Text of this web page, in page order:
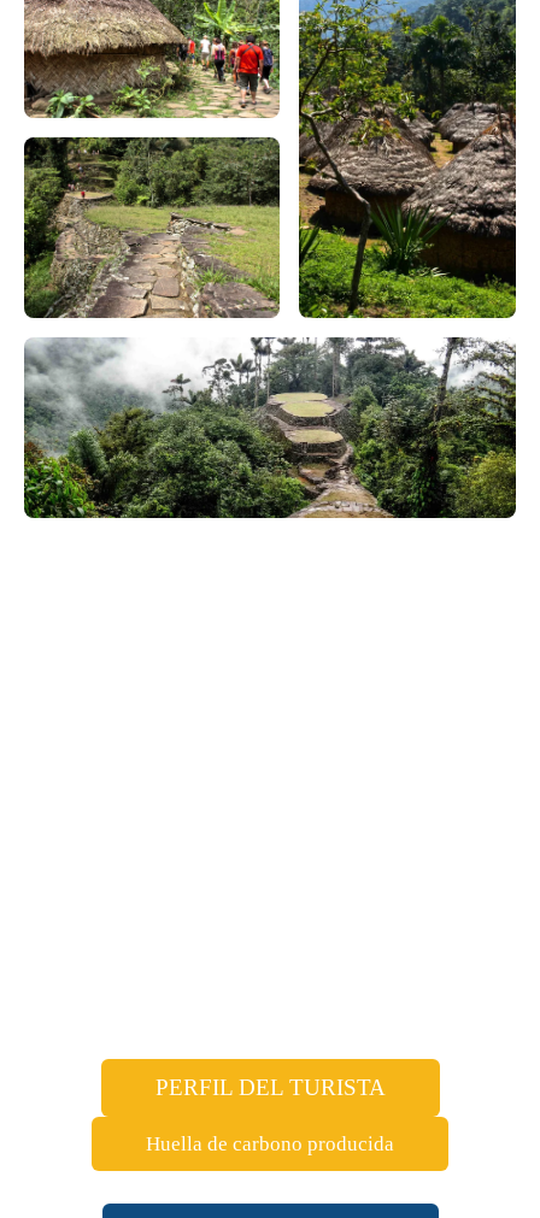
PERFIL DEL TURISTA
Huella de carbono producida